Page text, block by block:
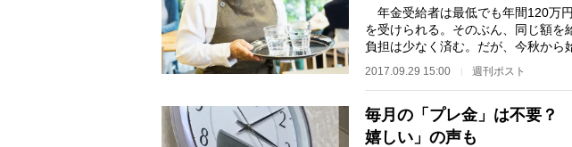
年金受給者は最低でも年間120万
を受けられる。そのぶん、同じ額を
負担は少なく済む。だが、今秋から
金等控除を見直しに…
2017.09.29 15:00 週刊ポスト
毎月の「プレ金」は不要？
嬉しい」の声も